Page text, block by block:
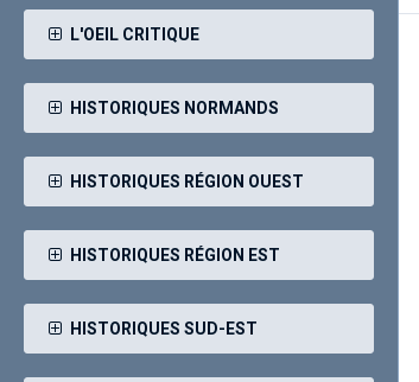
L'OEIL CRITIQUE
HISTORIQUES NORMANDS
HISTORIQUES RÉGION OUEST
HISTORIQUES RÉGION EST
HISTORIQUES SUD-EST